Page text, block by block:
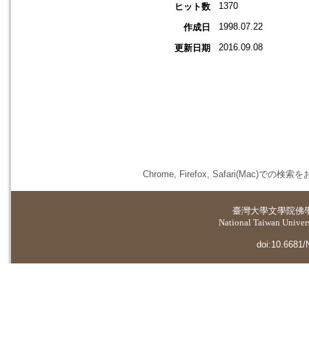
ヒット数
1370
作成日 1998.07.22
更新日期 2016.09.08
Chrome, Firefox, Safari(Mac)での検索を
臺灣大學文學院佛
National Taiwan
doi:10.6681/